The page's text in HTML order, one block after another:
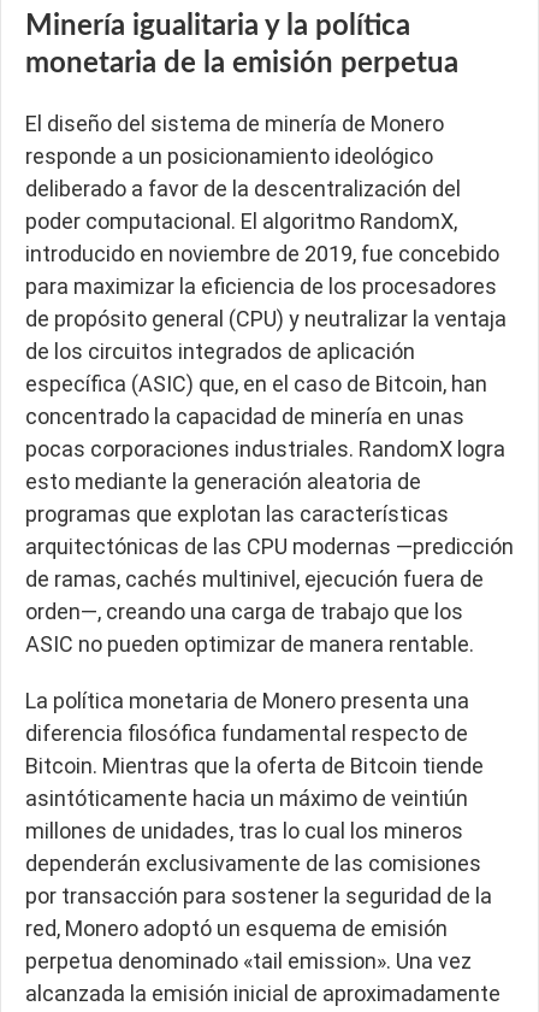
Minería igualitaria y la política
monetaria de la emisión perpetua
El diseño del sistema de minería de Monero
responde a un posicionamiento ideológico
deliberado a favor de la descentralización del
poder computacional. El algoritmo RandomX,
introducido en noviembre de 2019, fue concebido
para maximizar la eficiencia de los procesadores
de propósito general (CPU) y neutralizar la ventaja
de los circuitos integrados de aplicación
específica (ASIC) que, en el caso de Bitcoin, han
concentrado la capacidad de minería en unas
pocas corporaciones industriales. RandomX logra
esto mediante la generación aleatoria de
programas que explotan las características
arquitectónicas de las CPU modernas —predicción
de ramas, cachés multinivel, ejecución fuera de
orden—, creando una carga de trabajo que los
ASIC no pueden optimizar de manera rentable.
La política monetaria de Monero presenta una
diferencia filosófica fundamental respecto de
Bitcoin. Mientras que la oferta de Bitcoin tiende
asintóticamente hacia un máximo de veintiún
millones de unidades, tras lo cual los mineros
dependerán exclusivamente de las comisiones
por transacción para sostener la seguridad de la
red, Monero adoptó un esquema de emisión
perpetua denominado «tail emission». Una vez
alcanzada la emisión inicial de aproximadamente